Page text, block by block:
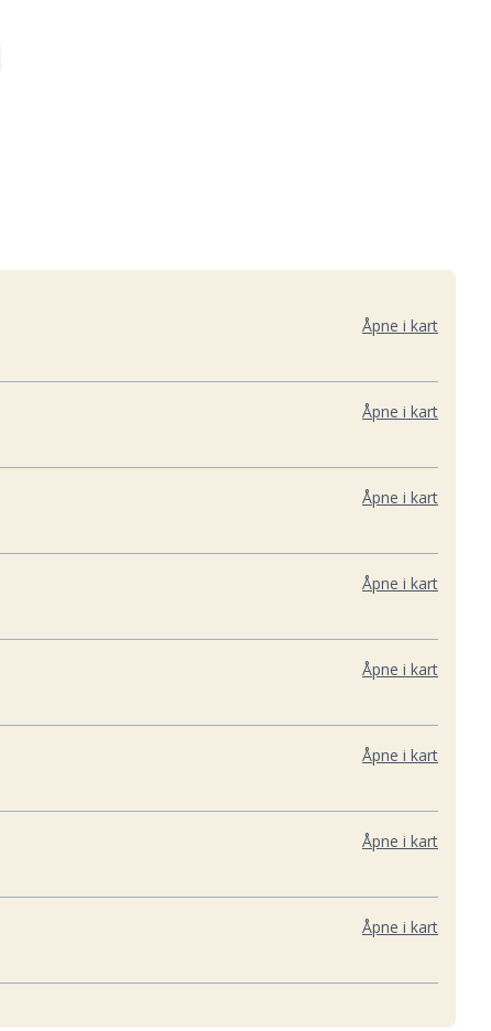
Åpne i kart
Åpne i kart
Åpne i kart
Åpne i kart
Åpne i kart
Åpne i kart
Åpne i kart
Åpne i kart